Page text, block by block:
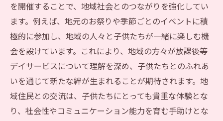
を開催することで、地域社会とのつながりを強化してい
ます。例えば、地元のお祭りや季節ごとのイベントに積
極的に参加し、地域の人々と子供たちが一緒に楽しむ機
会を設けています。これにより、地域の方々が放課後等
デイサービスについて理解を深め、子供たちとのふれあ
いを通じて新たな絆が生まれることが期待されます。地
域住民との交流は、子供たちにとっても貴重な体験とな
り、社会性やコミュニケーション能力を育む手助けとな